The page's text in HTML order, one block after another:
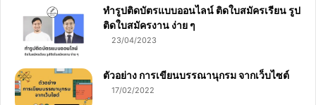
ทำรูปติดบัตรแบบออนไลน์ ติดใบสมัครเรียน รูป
ติดใบสมัครงาน ง่าย ๆ
23/04/2023
ตัวอย่าง การเขียนบรรณานุกรม จากเว็บไซต์
17/02/2022